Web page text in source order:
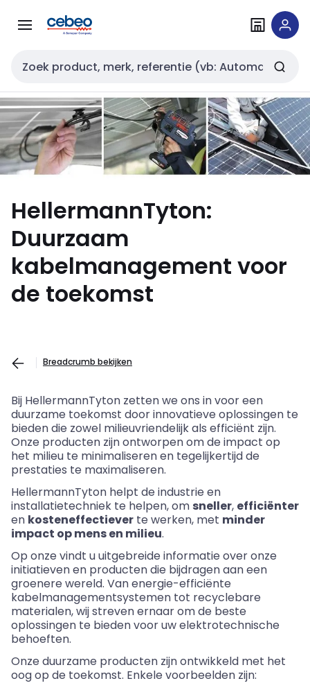
naar
naar
Zoekveld invoer
HellermannTyton:
Duurzaam
kabelmanagement voor
de toekomst
Breadcrumb bekijken
Bij HellermannTyton zetten we ons in voor een
duurzame toekomst door innovatieve oplossingen te
bieden die zowel milieuvriendelijk als efficiënt zijn.
Onze producten zijn ontworpen om de impact op
het milieu te minimaliseren en tegelijkertijd de
prestaties te maximaliseren.
HellermannTyton helpt de industrie en
installatietechniek te helpen, om sneller, efficiënter
en kosteneffectiever te werken, met minder
impact op mens en milieu.
Op onze vindt u uitgebreide informatie over onze
initiatieven en producten die bijdragen aan een
groenere wereld. Van energie-efficiënte
kabelmanagementsystemen tot recyclebare
materialen, wij streven ernaar om de beste
oplossingen te bieden voor uw elektrotechnische
behoeften.
Onze duurzame producten zijn ontwikkeld met het
oog op de toekomst. Enkele voorbeelden zijn: